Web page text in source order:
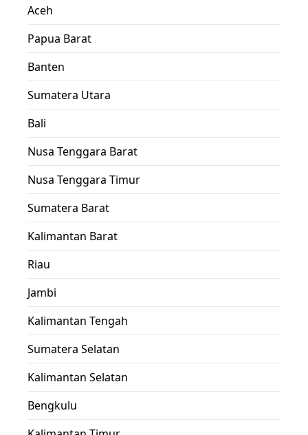
Aceh
Papua Barat
Banten
Sumatera Utara
Bali
Nusa Tenggara Barat
Nusa Tenggara Timur
Sumatera Barat
Kalimantan Barat
Riau
Jambi
Kalimantan Tengah
Sumatera Selatan
Kalimantan Selatan
Bengkulu